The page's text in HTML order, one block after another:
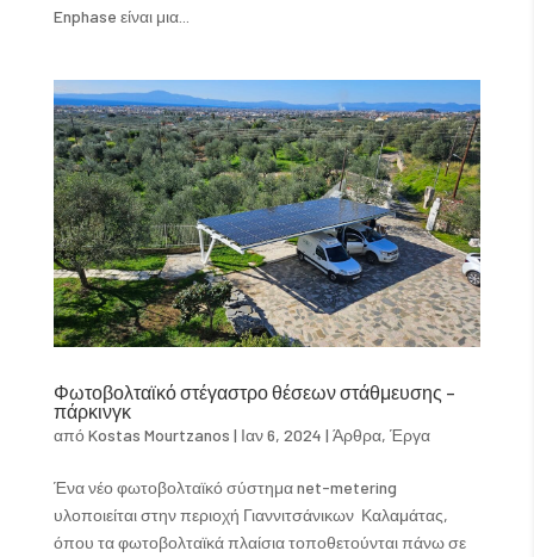
Enphase είναι μια...
Φωτοβολταϊκό στέγαστρο θέσεων στάθμευσης –
πάρκινγκ
απόKostas Mourtzanos | Ιαν 6, 2024 | Άρθρα, Έργα
Ένα νέο φωτοβολταϊκό σύστημα net-metering
υλοποιείται στην περιοχή Γιαννιτσάνικων Καλαμάτας,
όπου τα φωτοβολταϊκά πλαίσια τοποθετούνται πάνω σε